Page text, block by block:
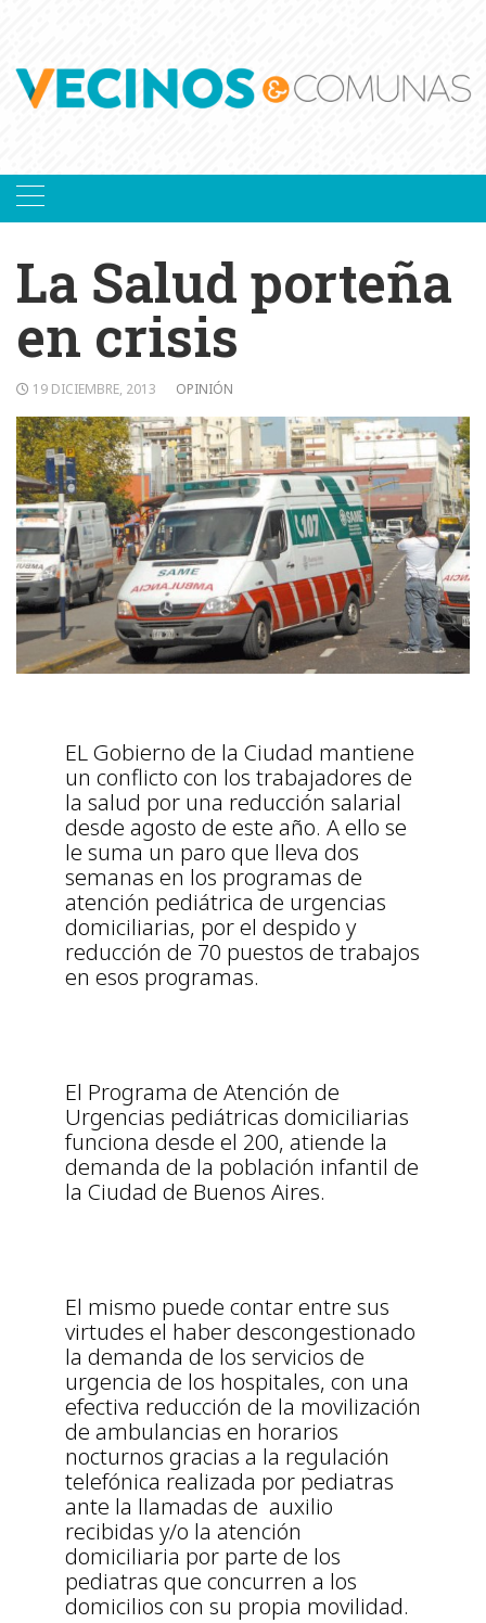
La Salud porteña
en crisis
19 DICIEMBRE, 2013 OPINIÓN
EL Gobierno de la Ciudad mantiene
un conflicto con los trabajadores de
la salud por una reducción salarial
desde agosto de este año. A ello se
le suma un paro que lleva dos
semanas en los programas de
atención pediátrica de urgencias
domiciliarias, por el despido y
reducción de 70 puestos de trabajos
en esos programas.
El Programa de Atención de
Urgencias pediátricas domiciliarias
funciona desde el 200, atiende la
demanda de la población infantil de
la Ciudad de Buenos Aires.
El mismo puede contar entre sus
virtudes el haber descongestionado
la demanda de los servicios de
urgencia de los hospitales, con una
efectiva reducción de la movilización
de ambulancias en horarios
nocturnos gracias a la regulación
telefónica realizada por pediatras
ante la llamadas de auxilio
recibidas y/o la atención
domiciliaria por parte de los
pediatras que concurren a los
domicilios con su propia movilidad.